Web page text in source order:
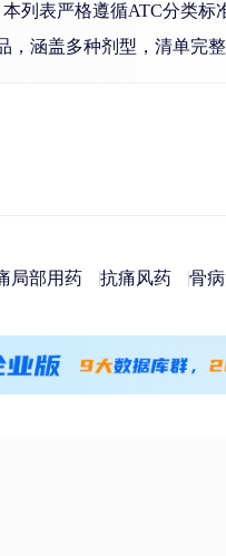
列表严格遵循ATC分类
，涵盖多种剂型，清单完
局部用药 抗痛风药 骨